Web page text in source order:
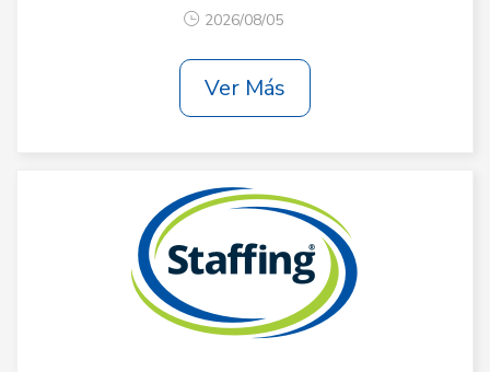
2026/08/05
Ver Más